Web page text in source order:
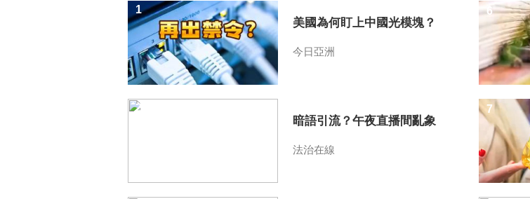
美國為何盯上中國光模塊？
今日亞洲
1
暗語引流？午夜直播間亂象
法治在線
2
6
7